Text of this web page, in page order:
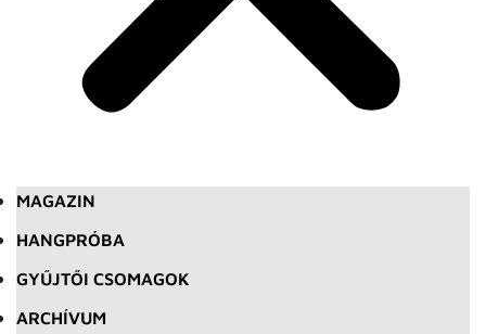
MAGAZIN
HANGPRÓBA
GYŰJTŐI CSOMAGOK
ARCHÍVUM